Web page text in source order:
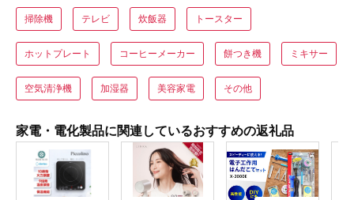
掃除機 テレビ 炊飯器 トースター
ホットプレート コーヒーメーカー 餅つき機 ミキサー
空気清浄機 加湿器 美容家電 その他
家電・電化製品に関連しているおすすめの返礼品